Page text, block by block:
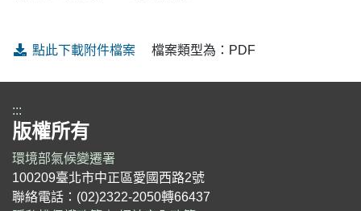
點此下載附件檔案 檔案類型為：PDF
:::
版權所有
環境部氣候變遷署
100209臺北市中正區愛國西路2號
聯絡電話：(02)2322-2050轉66437